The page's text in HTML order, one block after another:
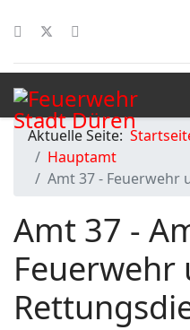
Aktuelle Seite:
Hauptamt
Amt 37 - Feuerwehr
Amt 37 -
Feuerwehr